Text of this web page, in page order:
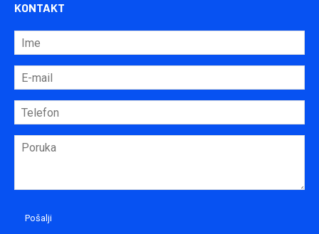
KONTAKT